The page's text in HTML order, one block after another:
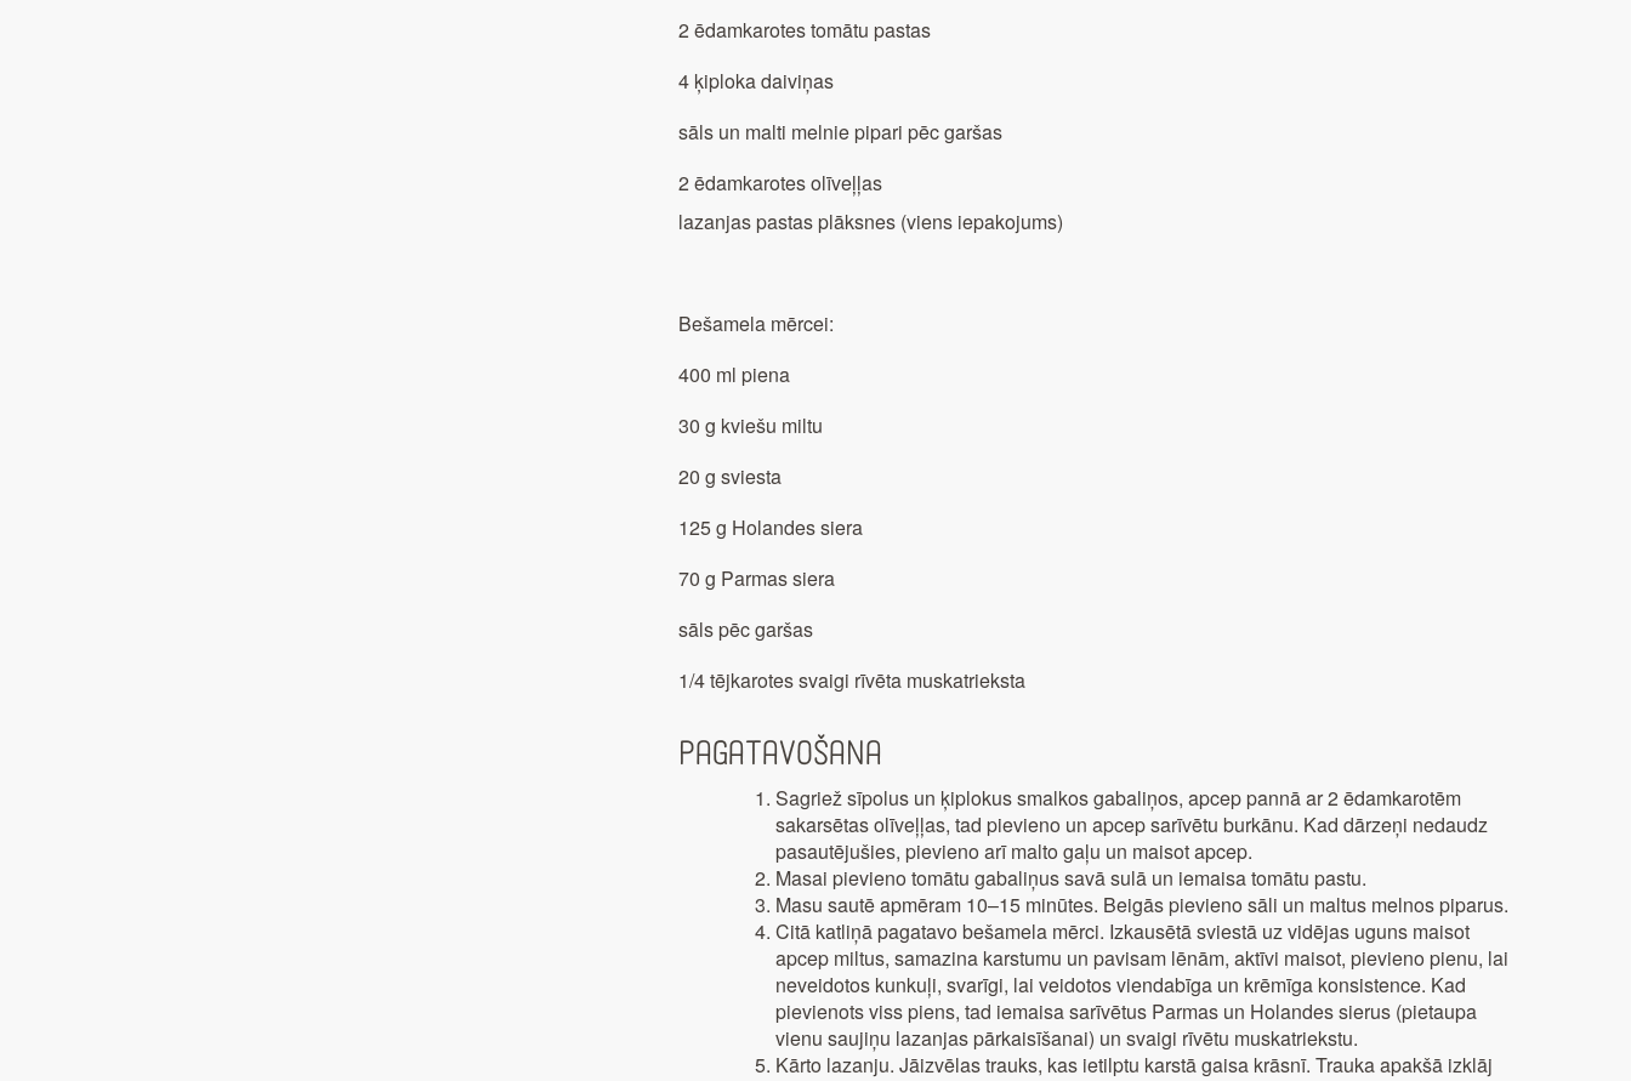
2 ēdamkarotes tomātu pastas
4 ķiploka daiviņas
sāls un malti melnie pipari pēc garšas
2 ēdamkarotes olīveļļas
lazanjas pastas plāksnes (viens iepakojums)
Bešamela mērcei:
400 ml piena
30 g kviešu miltu
20 g sviesta
125 g Holandes siera
70 g Parmas siera
sāls pēc garšas
1/4 tējkarotes svaigi rīvēta muskatrieksta
Pagatavošana
Sagriež sīpolus un ķiplokus smalkos gabaliņos, apcep pannā ar 2 ēdamkarotēm
sakarsētas olīveļļas, tad pievieno un apcep sarīvētu burkānu. Kad dārzeņi nedaudz
pasautējušies, pievieno arī malto gaļu un maisot apcep.
Masai pievieno tomātu gabaliņus savā sulā un iemaisa tomātu pastu.
Masu sautē apmēram 10–15 minūtes. Beigās pievieno sāli un maltus melnos piparus.
Citā katliņā pagatavo bešamela mērci. Izkausētā sviestā uz vidējas uguns maisot
apcep miltus, samazina karstumu un pavisam lēnām, aktīvi maisot, pievieno pienu, lai
neveidotos kunkuļi, svarīgi, lai veidotos viendabīga un krēmīga konsistence. Kad
pievienots viss piens, tad iemaisa sarīvētus Parmas un Holandes sierus (pietaupa
vienu saujiņu lazanjas pārkaisīšanai) un svaigi rīvētu muskatriekstu.
Kārto lazanju. Jāizvēlas trauks, kas ietilptu karstā gaisa krāsnī. Trauka apakšā izklāj